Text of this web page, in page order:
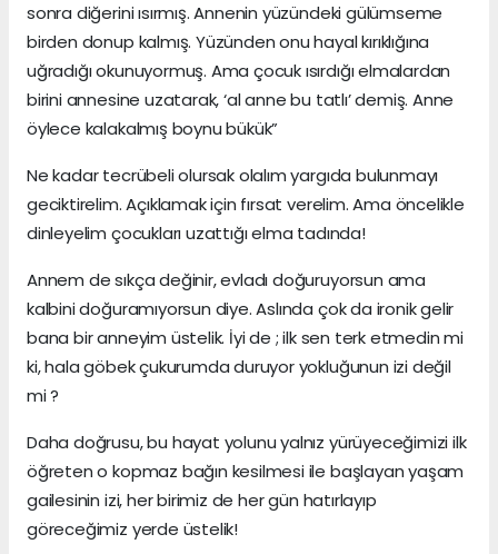
sonra diğerini ısırmış. Annenin yüzündeki gülümseme
birden donup kalmış. Yüzünden onu hayal kırıklığına
uğradığı okunuyormuş. Ama çocuk ısırdığı elmalardan
birini annesine uzatarak, ‘al anne bu tatlı’ demiş. Anne
öylece kalakalmış boynu bükük”
Ne kadar tecrübeli olursak olalım yargıda bulunmayı
geciktirelim. Açıklamak için fırsat verelim. Ama öncelikle
dinleyelim çocukları uzattığı elma tadında!
Annem de sıkça değinir, evladı doğuruyorsun ama
kalbini doğuramıyorsun diye. Aslında çok da ironik gelir
bana bir anneyim üstelik. İyi de ; ilk sen terk etmedin mi
ki, hala göbek çukurumda duruyor yokluğunun izi değil
mi ?
Daha doğrusu, bu hayat yolunu yalnız yürüyeceğimizi ilk
öğreten o kopmaz bağın kesilmesi ile başlayan yaşam
gailesinin izi, her birimiz de her gün hatırlayıp
göreceğimiz yerde üstelik!